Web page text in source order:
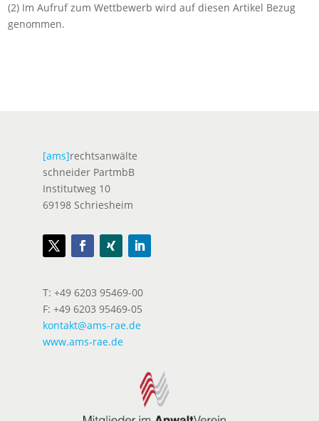
(2) Im Aufruf zum Wettbewerb wird auf diesen Artikel Bezug
genommen.
[ams]rechtsanwälte
schneider PartmbB
Institutweg 10
69198 Schriesheim
T: +49 6203 95469-00
F: +49 6203 95469-05
kontakt@ams-rae.de
www.ams-rae.de